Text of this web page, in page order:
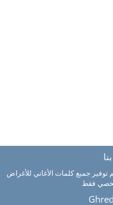
توفير جميع كلمات الأغاني للأغراض
فقط